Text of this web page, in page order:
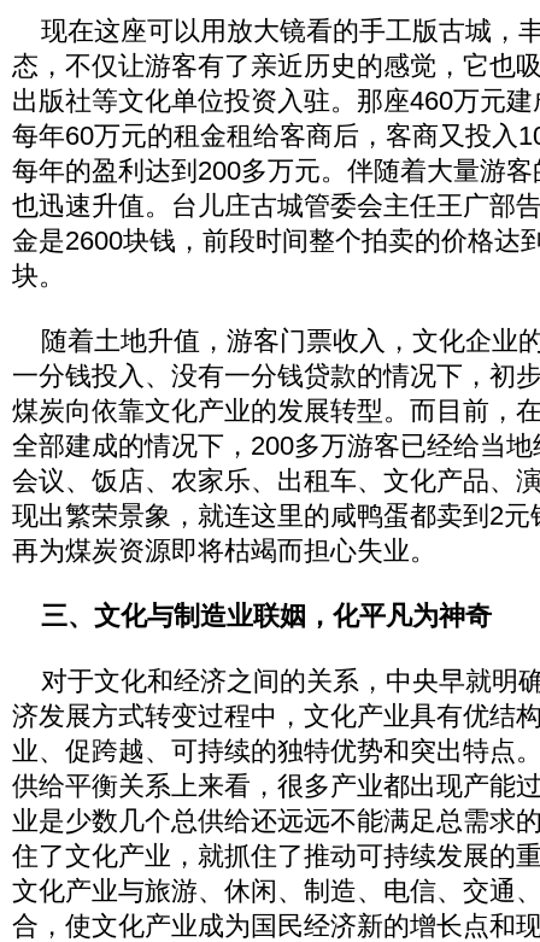
现在这座可以用放大镜看的手工版古城，
态，不仅让游客有了亲近历史的感觉，它也
出版社等文化单位投资入驻。那座460万元
每年60万元的租金租给客商后，客商又投入
每年的盈利达到200多万元。伴随着大量游
也迅速升值。台儿庄古城管委会主任王广部
金是2600块钱，前段时间整个拍卖的价格达
块。
随着土地升值，游客门票收入，文化企业
一分钱投入、没有一分钱贷款的情况下，初
煤炭向依靠文化产业的发展转型。而目前，
全部建成的情况下，200多万游客已经给当
会议、饭店、农家乐、出租车、文化产品、
现出繁荣景象，就连这里的咸鸭蛋都卖到2
再为煤炭资源即将枯竭而担心失业。
三、文化与制造业联姻，化平凡为神奇
对于文化和经济之间的关系，中央早就明
济发展方式转变过程中，文化产业具有优结
业、促跨越、可持续的独特优势和突出特点
供给平衡关系上来看，很多产业都出现产能
业是少数几个总供给还远远不能满足总需求
住了文化产业，就抓住了推动可持续发展的
文化产业与旅游、休闲、制造、电信、交通
合，使文化产业成为国民经济新的增长点和